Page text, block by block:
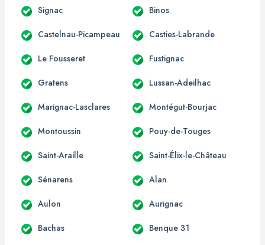
Signac Binos
Castelnau-Picampeau Casties-Labrande
Le Fousseret Fustignac
Gratens Lussan-Adeilhac
Marignac-Lasclares Montégut-Bourjac
Montoussin Pouy-de-Touges
Saint-Araille Saint-Élix-le-Château
Sénarens Alan
Aulon Aurignac
Bachas Benque 31